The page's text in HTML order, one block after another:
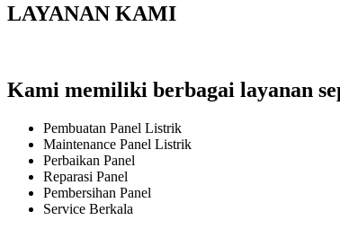
LAYANAN KAMI
Kami memiliki berbagai layanan
Pembuatan Panel Listrik
Maintenance Panel Listrik
Perbaikan Panel
Reparasi Panel
Pembersihan Panel
Service Berkala